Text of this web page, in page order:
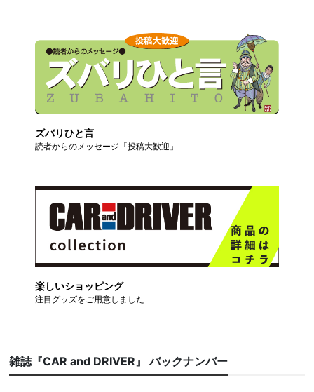
ズバリひと言
読者からのメッセージ「投稿大歓迎」
楽しいショッピング
注目グッズをご用意しました
雑誌『CAR and DRIVER』 バックナンバー